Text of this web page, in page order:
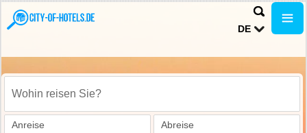
DE
Wohin reisen Sie?
Anreise Abreise